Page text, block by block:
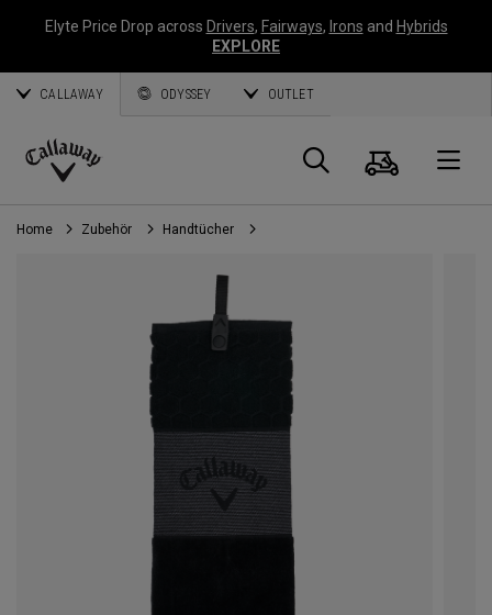
Elyte Price Drop across Drivers, Fairways, Irons and Hybrids
EXPLORE
CALLAWAY ODYSSEY OUTLET
Callaway
Golf
Suche
Home Zubehör Handtücher